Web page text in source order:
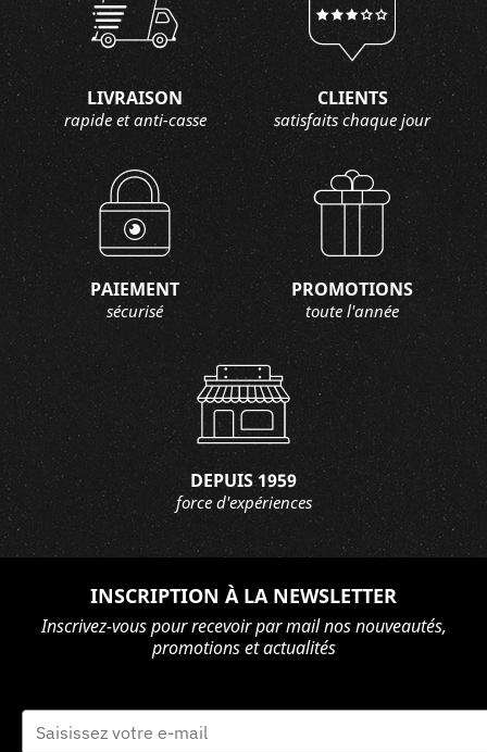
LIVRAISON
rapide et anti-casse
CLIENTS
satisfaits chaque jour
PAIEMENT
sécurisé
PROMOTIONS
toute l'année
DEPUIS 1959
force d'expériences
INSCRIPTION À LA NEWSLETTER
Inscrivez-vous pour recevoir par mail nos nouveautés,
promotions et actualités